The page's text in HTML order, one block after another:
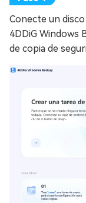
Conecte un
4DDiG Windows
de copia de